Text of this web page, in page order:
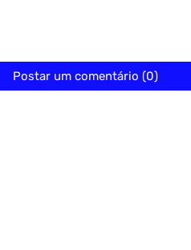
Postar um comentário (0)